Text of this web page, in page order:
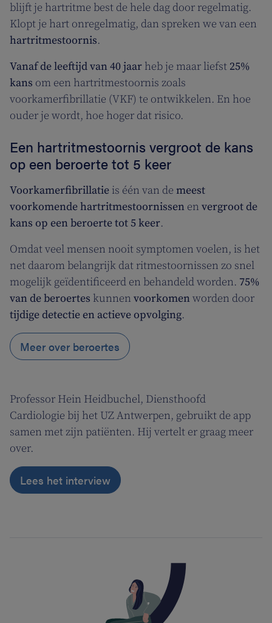
blijft je hartritme best de hele dag door regelmatig.
Klopt je hart onregelmatig, dan spreken we van een
hartritmestoornis.
Vanaf de leeftijd van 40 jaar heb je maar liefst 25%
kans om een hartritmestoornis zoals
voorkamerfibrillatie (VKF) te ontwikkelen. En hoe
ouder je wordt, hoe hoger dat risico.
Een hartritmestoornis vergroot de kans
op een beroerte tot 5 keer
Voorkamerfibrillatie is één van de meest
voorkomende hartritmestoornissen en vergroot de
kans op een beroerte tot 5 keer.
Omdat veel mensen nooit symptomen voelen, is het
net daarom belangrijk dat ritmestoornissen zo snel
mogelijk geïdentificeerd en behandeld worden. 75%
van de beroertes kunnen voorkomenworden door
tijdige detectie en actieve opvolging.
Meer over beroertes
Professor Hein Heidbuchel, Diensthoofd
Cardiologie bij het UZ Antwerpen, gebruikt de app
samen met zijn patiënten. Hij vertelt er graag meer
over.
Lees het interview